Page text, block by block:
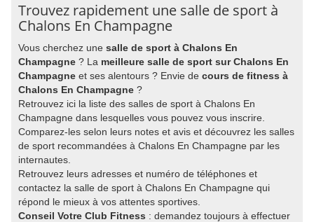
Trouvez rapidement une salle de sport à
Chalons En Champagne
Vous cherchez une salle de sport à Chalons En
Champagne ? La meilleure salle de sport sur Chalons En
Champagne et ses alentours ? Envie de cours de fitness à
Chalons En Champagne ?
Retrouvez ici la liste des salles de sport à Chalons En
Champagne dans lesquelles vous pouvez vous inscrire.
Comparez-les selon leurs notes et avis et découvrez les salles
de sport recommandées à Chalons En Champagne par les
internautes.
Retrouvez leurs adresses et numéro de téléphones et
contactez la salle de sport à Chalons En Champagne qui
répond le mieux à vos attentes sportives.
Conseil Votre Club Fitness : demandez toujours à effectuer